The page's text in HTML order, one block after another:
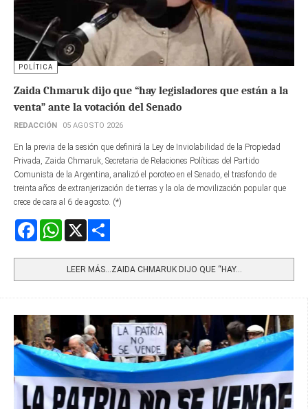
POLÍTICA
Zaida Chmaruk dijo que “hay legisladores que están a la
venta” ante la votación del Senado
REDACCIÓN 05 AGOSTO 2026
En la previa de la sesión que definirá la Ley de Inviolabilidad de la Propiedad
Privada, Zaida Chmaruk, Secretaria de Relaciones Políticas del Partido
Comunista de la Argentina, analizó el poroteo en el Senado, el trasfondo de
treinta años de extranjerización de tierras y la ola de movilización popular que
crece de cara al 6 de agosto. (*)
FacebookWhatsApp
LEER MÁS…ZAIDA CHMARUK DIJO QUE “HAY...